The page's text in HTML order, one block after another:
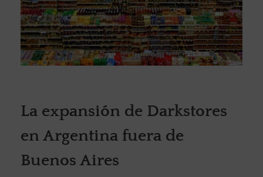
La expansión de Darkstores
en Argentina fuera de
Buenos Aires